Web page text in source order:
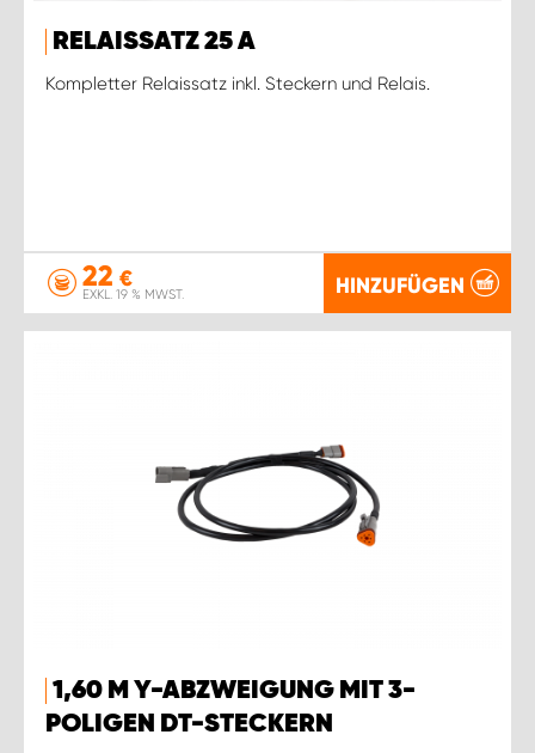
RELAISSATZ 25 A
Kompletter Relaissatz inkl. Steckern und Relais.
22 €
EXKL. 19 % MWST. HINZUFÜGEN
1,60 M Y-ABZWEIGUNG MIT 3-
POLIGEN DT-STECKERN